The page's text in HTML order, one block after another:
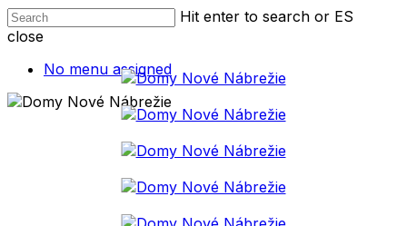
Hit enter to search or ESC to
close
No menu assigned